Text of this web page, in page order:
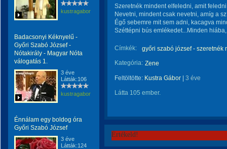
kustragabor
Badacsonyi Kéknyelű -
Győri Szabó József -
Nótakirály - Magyar Nóta
válogatás 1.
3 éve
Látták:106
kustragabor
Énnálam egy boldog óra
Győri Szabó József
3 éve
Látták:124
Szeretnék mindent elfeledni, amit
Nevetni, mindent csak nevetni, amíg a
Égő sebemre mit sem adni, kacagva
Széttépni bús emlékedet...Minden
Címkék:
győri szabó józsef - szeretnék
Kategória: Zene
Feltöltötte: Kustra Gábor 3 éve
Látta 105 ember.
Értékeld!